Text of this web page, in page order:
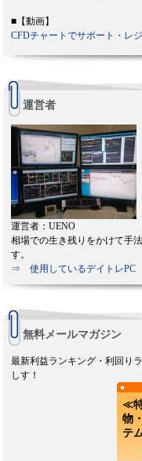
■【動画】
CFDチャートでサポート・レ
運営者
運営者：UENO
相場での生き残りをかけて手
す。
⇒ 使用しているデイトレPC
無料メールマガジン
最新利益ランキング・利回り
しす！
≪
物
テ